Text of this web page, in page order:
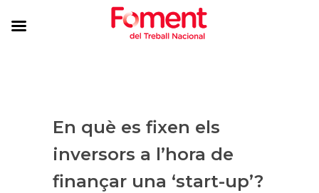
En què es fixen els
inversors a l’hora de
finançar una ‘start-up’?